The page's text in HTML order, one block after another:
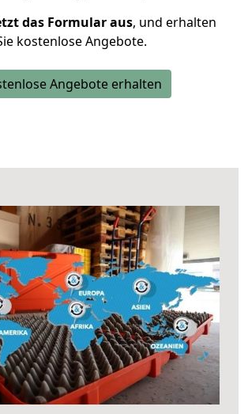
das Formular aus, und erhalten
kostenlose Angebote.
Angebote erhalten